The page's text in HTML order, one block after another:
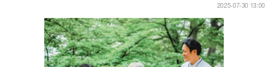
2025-07-30 13:00